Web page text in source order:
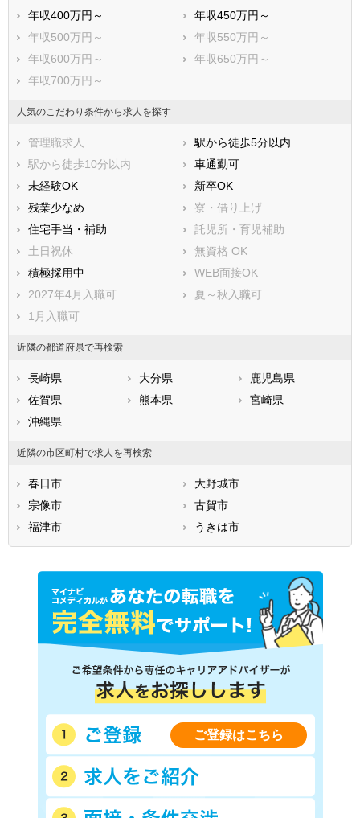
みやま市
糸島市
那珂川市
糟屋郡宇美町
糟屋郡篠栗町
糟屋郡志免町
糟屋郡須惠町
糟屋郡新宮町
糟屋郡久山町
遠賀郡芦屋町
遠賀郡岡垣町
遠賀郡遠賀町
鞍手郡小竹町
鞍手郡鞍手町
嘉穂郡桂川町
朝倉郡筑前町
朝倉郡東峰村
三井郡大刀洗町
三潴郡大木町
八女郡広川町
田川郡香春町
田川郡糸田町
田川郡川崎町
田川郡大任町
田川郡赤村
田川郡福智町
築上郡上毛町
年収400万円～
年収450万円～
年収500万円～
年収550万円～
年収600万円～
年収650万円～
年収700万円～
人気のこだわり条件から求人を探す
管理職求人
駅から徒歩5分以内
駅から徒歩10分以内
車通勤可
未経験OK
新卒OK
残業少なめ
寮・借り上げ
住宅手当・補助
託児所・育児補助
土日祝休
無資格 OK
積極採用中
WEB面接OK
2027年4月入職可
夏～秋入職可
1月入職可
近隣の都道府県で再検索
長崎県 大分県
鹿児島県
佐賀県
熊本県
宮崎県
沖縄県
近隣の市区町村で求人を再検索
春日市
大野城市
宗像市
古賀市
福津市
うきは市
ご登録はこちら